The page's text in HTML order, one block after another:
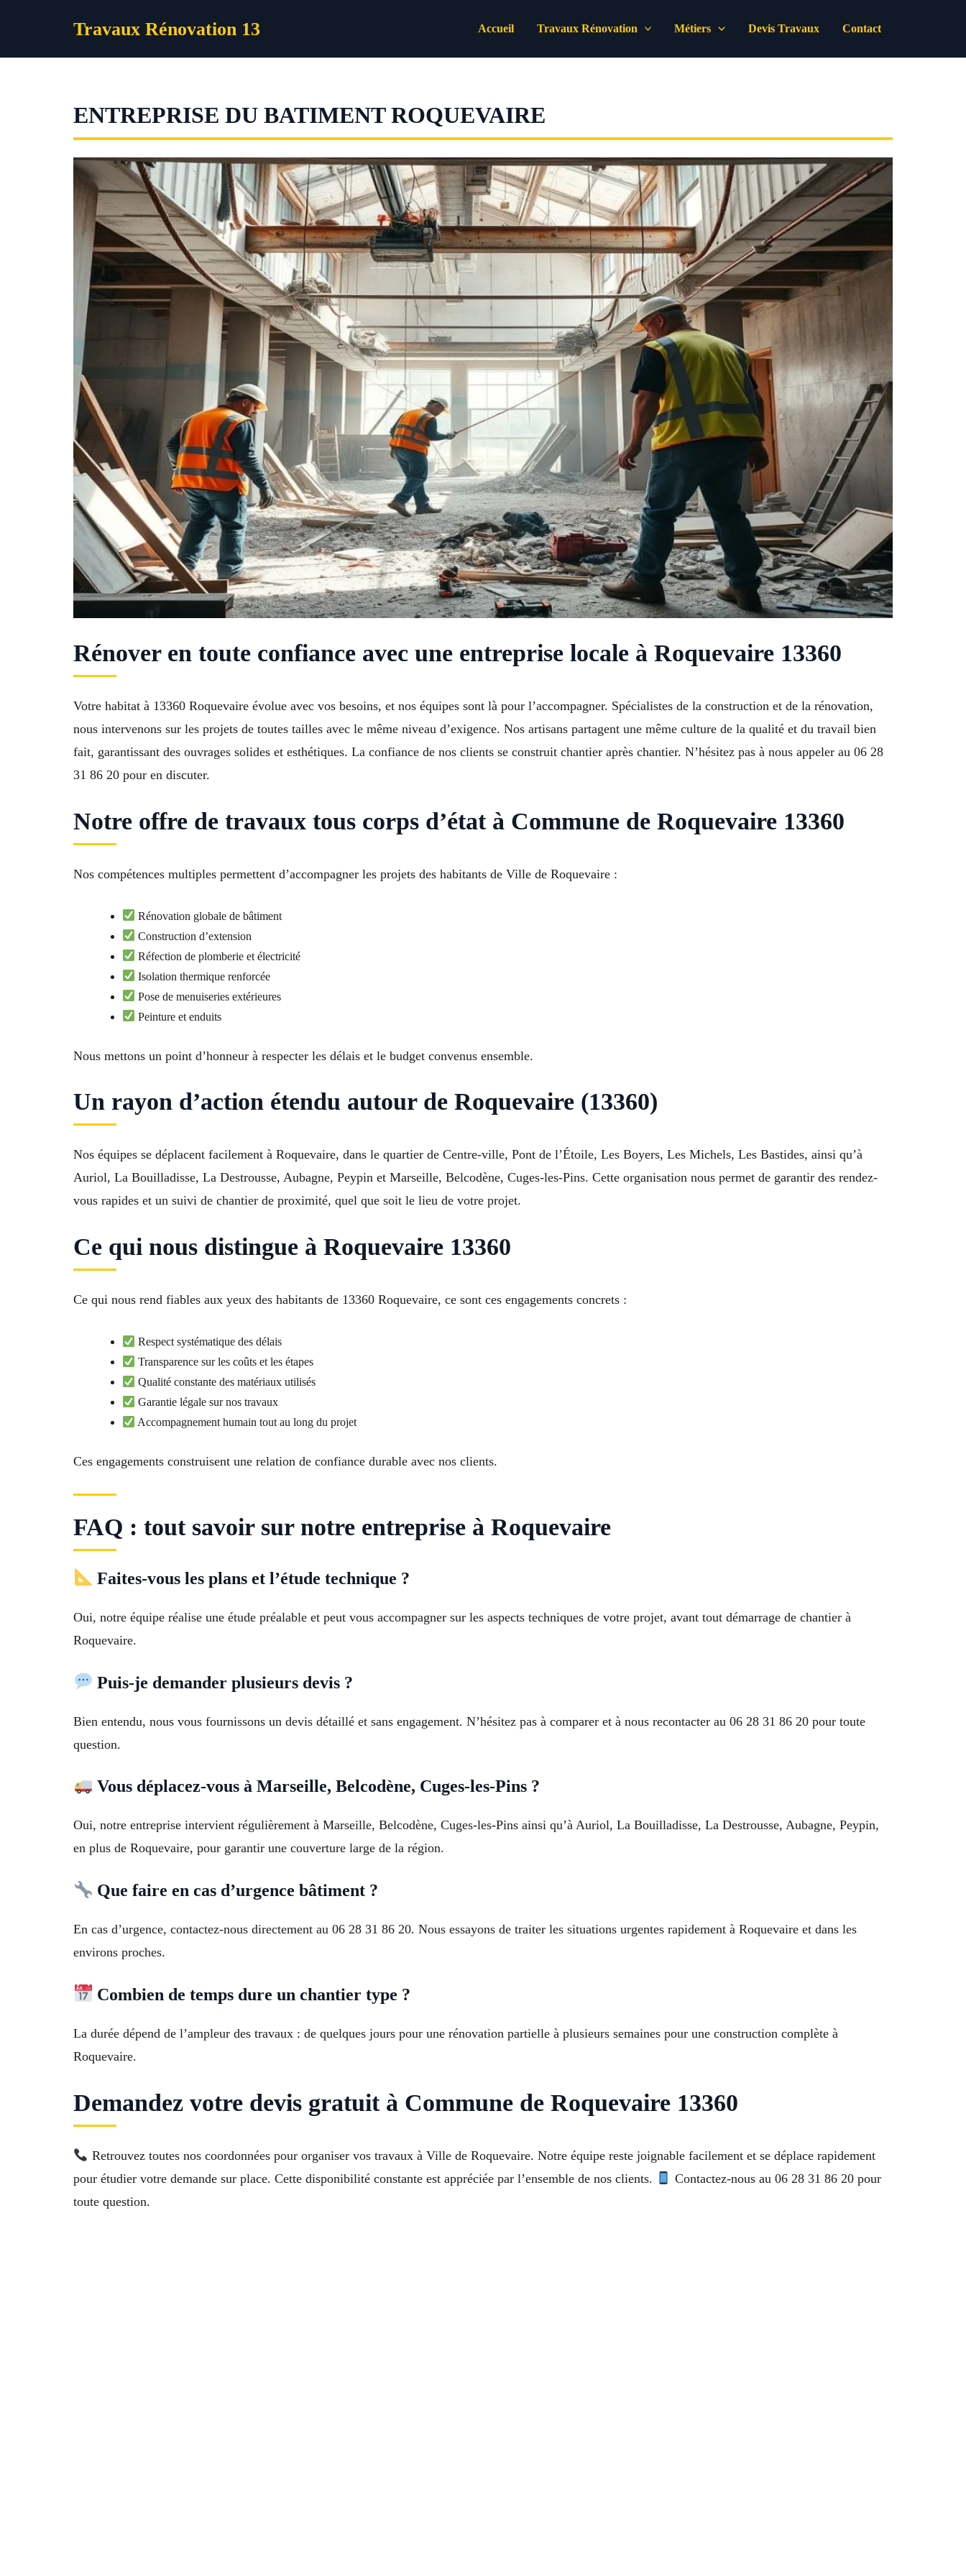
Travaux Rénovation 13 Accueil Travaux Rénovation Métiers Devis Travaux Contact
ENTREPRISE DU BATIMENT ROQUEVAIRE
Rénover en toute confiance avec une entreprise locale à Roquevaire 13360
Votre habitat à 13360 Roquevaire évolue avec vos besoins, et nos équipes sont là pour l’accompagner. Spécialistes de la construction et de la rénovation,
nous intervenons sur les projets de toutes tailles avec le même niveau d’exigence. Nos artisans partagent une même culture de la qualité et du travail bien
fait, garantissant des ouvrages solides et esthétiques. La confiance de nos clients se construit chantier après chantier. N’hésitez pas à nous appeler au 06 28
31 86 20 pour en discuter.
Notre offre de travaux tous corps d’état à Commune de Roquevaire 13360
Nos compétences multiples permettent d’accompagner les projets des habitants de Ville de Roquevaire :
Rénovation globale de bâtiment
Construction d’extension
Réfection de plomberie et électricité
Isolation thermique renforcée
Pose de menuiseries extérieures
Peinture et enduits
Nous mettons un point d’honneur à respecter les délais et le budget convenus ensemble.
Un rayon d’action étendu autour de Roquevaire (13360)
Nos équipes se déplacent facilement à Roquevaire, dans le quartier de Centre-ville, Pont de l’Étoile, Les Boyers, Les Michels, Les Bastides, ainsi qu’à
Auriol, La Bouilladisse, La Destrousse, Aubagne, Peypin et Marseille, Belcodène, Cuges-les-Pins. Cette organisation nous permet de garantir des rendez-
vous rapides et un suivi de chantier de proximité, quel que soit le lieu de votre projet.
Ce qui nous distingue à Roquevaire 13360
Ce qui nous rend fiables aux yeux des habitants de 13360 Roquevaire, ce sont ces engagements concrets :
Respect systématique des délais
Transparence sur les coûts et les étapes
Qualité constante des matériaux utilisés
Garantie légale sur nos travaux
Accompagnement humain tout au long du projet
Ces engagements construisent une relation de confiance durable avec nos clients.
FAQ : tout savoir sur notre entreprise à Roquevaire
Faites-vous les plans et l’étude technique ?
Oui, notre équipe réalise une étude préalable et peut vous accompagner sur les aspects techniques de votre projet, avant tout démarrage de chantier à
Roquevaire.
Puis-je demander plusieurs devis ?
Bien entendu, nous vous fournissons un devis détaillé et sans engagement. N’hésitez pas à comparer et à nous recontacter au 06 28 31 86 20 pour toute
question.
Vous déplacez-vous à Marseille, Belcodène, Cuges-les-Pins ?
Oui, notre entreprise intervient régulièrement à Marseille, Belcodène, Cuges-les-Pins ainsi qu’à Auriol, La Bouilladisse, La Destrousse, Aubagne, Peypin,
en plus de Roquevaire, pour garantir une couverture large de la région.
Que faire en cas d’urgence bâtiment ?
En cas d’urgence, contactez-nous directement au 06 28 31 86 20. Nous essayons de traiter les situations urgentes rapidement à Roquevaire et dans les
environs proches.
Combien de temps dure un chantier type ?
La durée dépend de l’ampleur des travaux : de quelques jours pour une rénovation partielle à plusieurs semaines pour une construction complète à
Roquevaire.
Demandez votre devis gratuit à Commune de Roquevaire 13360
Retrouvez toutes nos coordonnées pour organiser vos travaux à Ville de Roquevaire. Notre équipe reste joignable facilement et se déplace rapidement
pour étudier votre demande sur place. Cette disponibilité constante est appréciée par l’ensemble de nos clients.
Contactez-nous au 06 28 31 86 20 pour
toute question.